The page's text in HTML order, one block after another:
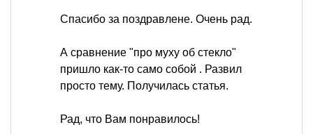
Спасибо за поздравлене. Очень рад.
А сравнение "про муху об стекло"
пришло как-то само собой . Развил
просто тему. Получилась статья.
Рад, что Вам понравилось!